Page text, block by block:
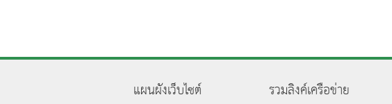
แผนผังเว็บไซต์ รวมลิงค์เครือข่าย